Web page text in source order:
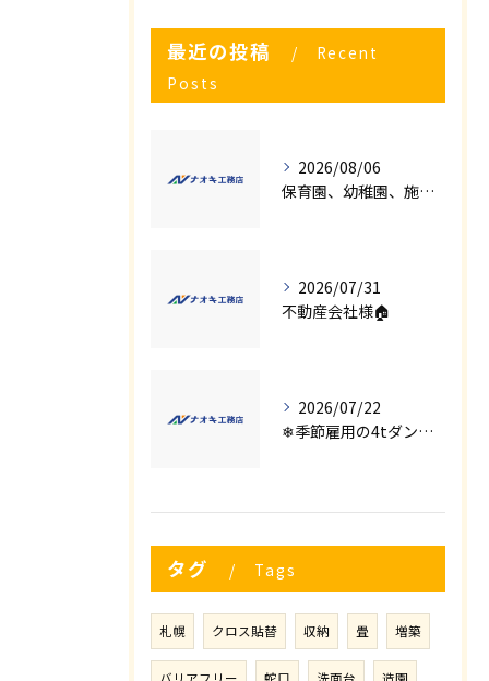
最近の投稿
Recent
Posts
2026/08/06
保育園、幼稚園、施設様！！内装リフォームでお悩み事はございませんか？
2026/07/31
不動産会社様🏠
2026/07/22
❄季節雇用の4tダンプの運転手募集⛄
タグ Tags
札幌 クロス貼替 収納 畳 増築